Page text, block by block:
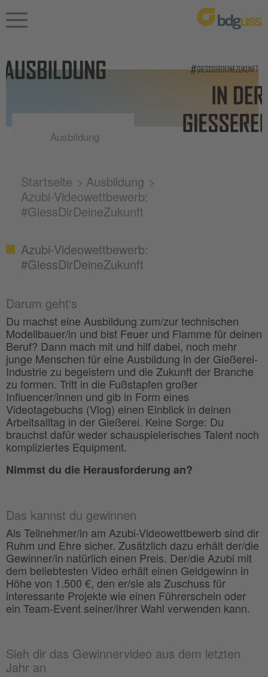
Ausbildung
Startseite
Ausbildung
Azubi-Videowettbewerb:
#GiessDirDeineZukunft
Azubi-Videowettbewerb:
#GiessDirDeineZukunft
Darum geht‘s
Du machst eine Ausbildung zum/zur technischen
Modellbauer/in und bist Feuer und Flamme für deinen
Beruf? Dann mach mit und hilf dabei, noch mehr
junge Menschen für eine Ausbildung in der Gießerei-
Industrie zu begeistern und die Zukunft der Branche
zu formen. Tritt in die Fußstapfen großer
Influencer/innen und gib in Form eines
Videotagebuchs (Vlog) einen Einblick in deinen
Arbeitsalltag in der Gießerei. Keine Sorge: Du
brauchst dafür weder schauspielerisches Talent noch
kompliziertes Equipment.
Nimmst du die Herausforderung an?
Das kannst du gewinnen
Als Teilnehmer/in am Azubi-Videowettbewerb sind dir
Ruhm und Ehre sicher. Zusätzlich dazu erhält der/die
Gewinner/in natürlich einen Preis. Der/die Azubi mit
dem beliebtesten Video erhält einen Geldgewinn in
Höhe von 1.500 €, den er/sie als Zuschuss für
interessante Projekte wie einen Führerschein oder
ein Team-Event seiner/ihrer Wahl verwenden kann.
Sieh dir das Gewinnervideo aus dem letzten
Jahr an